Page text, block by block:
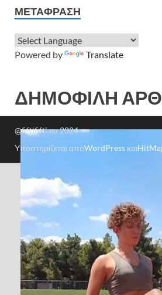
ΜΕΤΆΦΡΑΣΗ
Powered by Translate
ΔΗΜΟΦΙΛΗ
@fiftififti.eu 2024
Υποστηρίζεται απόWordPress και